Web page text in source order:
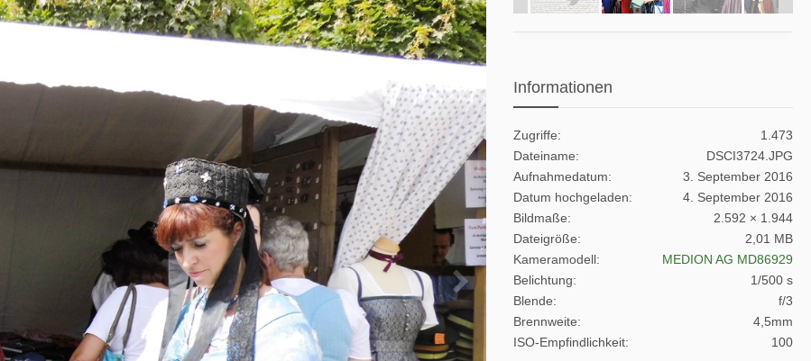
Informationen
Zugriffe
1.473
Dateiname
DSCI3724.JPG
Aufnahmedatum
3. September 2016
Datum hochgeladen
4. September 2016
Bildmaße
2.592 × 1.944
Dateigröße
2,01 MB
Kameramodell
MEDION AG MD86929
Belichtung
1/500 s
Blende
f/3
Brennweite
4,5mm
ISO-Empfindlichkeit
100